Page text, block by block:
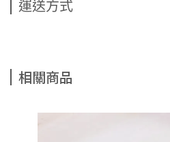
運送方式
相關商品